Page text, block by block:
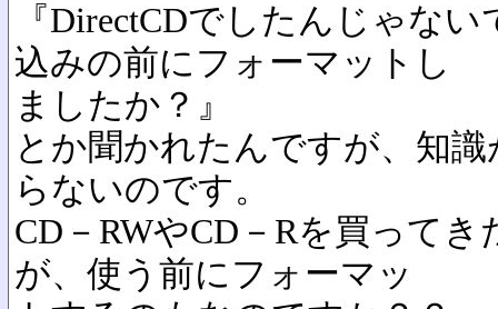
『DirectCDでしたんじゃな
込みの前にフォーマットし
ましたか？』
とか聞かれたんですが、知
らないのです。
CD－RWやCD－Rを買って
が、使う前にフォーマッ